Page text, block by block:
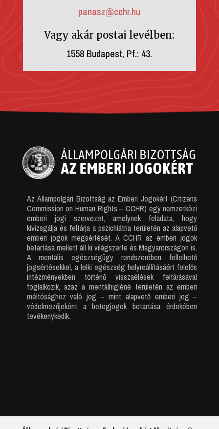
panasz@cchr.hu
Vagy akár postai levélben:
1558 Budapest, Pf.: 43.
Az Állampolgári Bizottság az Emberi Jogokért (Citizens
Commission on Human Rights – CCHR) egy nemzetközi
emberi jogi szervezet, amelynek feladata, hogy
kivizsgálja és feltárja a pszichiátria területén az alapvető
emberi jogok megsértését. A CCHR az emberi jogok
betartása mellett áll ki világszerte és Magyarországon is.
A mentális egészségügy rendszerében fellelhető
jogsértésekkel, a lelki egészség helyreállításáért felelős
intézményekben történő visszaélések feltárásával
foglalkozik, azaz a mentálhigiéné területén az emberi
méltósághoz való jog – mint alapvető emberi jog –
védelmezőjeként a betegjogok betartása érdekében
tevékenykedik.